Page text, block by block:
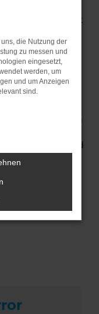
Unser Team hilft
Ihre
wie
Besuchen
Experten
Auswahl und
das perfekte
die Nutzung der
zu messen und
eingesetzt,
werden, um
und um Anzeigen
sind.